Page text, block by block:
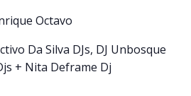
Octavo
Da Silva DJs, DJ Unbosque
+ Nita Deframe Dj